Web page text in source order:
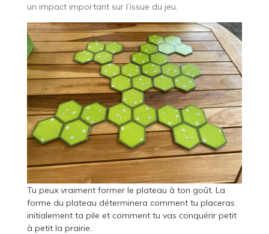
un impact important sur l’issue du jeu.
Tu peux vraiment former le plateau à ton goût. La
forme du plateau déterminera comment tu placeras
initialement ta pile et comment tu vas conquérir petit
à petit la prairie.